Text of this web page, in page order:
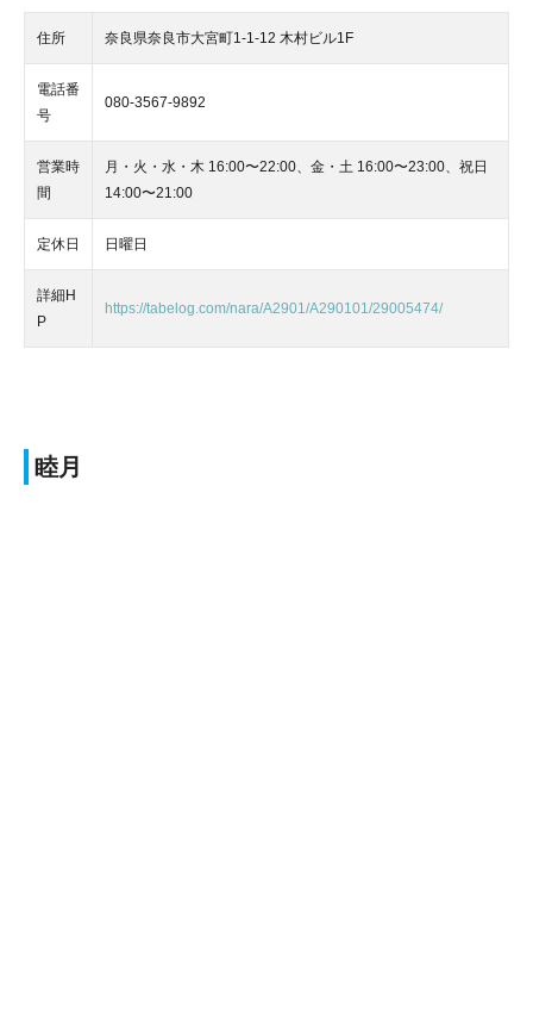
住所 奈良県奈良市大宮町1-1-12 木村ビル1F
電話番
号
080-3567-9892
営業時
間
月・火・水・木 16:00〜22:00、金・土 16:00〜23:00、祝日
14:00〜21:00
定休日 日曜日
詳細H
P
https://tabelog.com/nara/A2901/A290101/29005474/
睦月